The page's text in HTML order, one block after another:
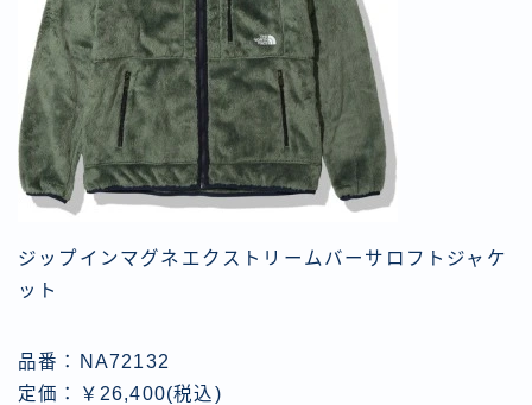
ジップインマグネエクストリームバーサロフトジャケ
ット
品番：NA72132
定価：￥26,400(税込)